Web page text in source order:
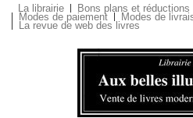
La librairie Bons plans et réductions
Modes de paiement Modes de
La revue de web des livres